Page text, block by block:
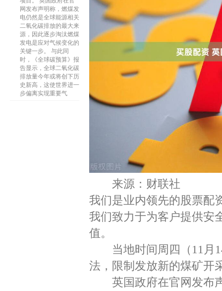
网发布声明称，燃煤发
电仍然是全球能源相关
二氧化碳排放的最大来
源，因此逐步淘汰燃煤
发电是应对气候变化的
关键一步。 与此同
时，《全球碳预算》报
告显示，全球二氧化碳
排放量今年或将创下历
史新高，这使世界进一
步偏离实现重要气
来源：财联社
我们是业内领先的股票配
我们致力于为客户提供安
值。
当地时间周四（11月
法，限制发放新的煤矿开
英国政府在官网发布声